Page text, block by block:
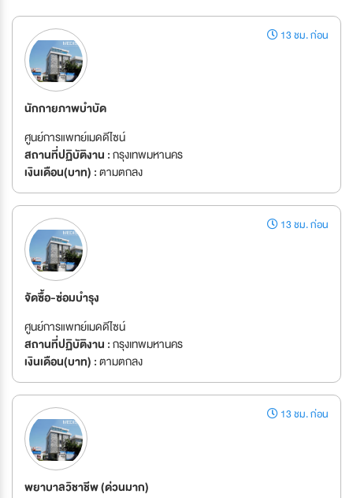
13 ชม. ก่อน
นักกายภาพบำบัด
ศูนย์การแพทย์เมดดีไซน์
สถานที่ปฏิบัติงาน :กรุงเทพมหานคร
เงินเดือน(บาท) :ตามตกลง
13 ชม. ก่อน
จัดซื้อ-ซ่อมบำรุง
ศูนย์การแพทย์เมดดีไซน์
สถานที่ปฏิบัติงาน :กรุงเทพมหานคร
เงินเดือน(บาท) :ตามตกลง
13 ชม. ก่อน
พยาบาลวิชาชีพ (ด่วนมาก)